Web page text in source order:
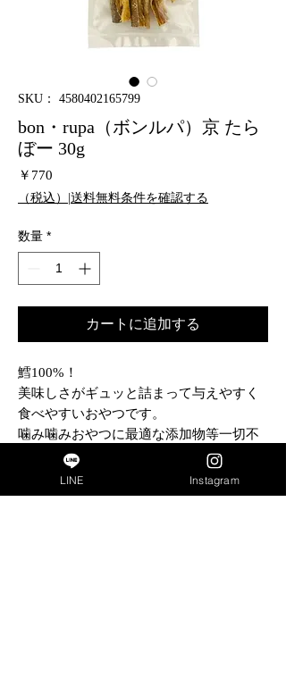
SKU： 4580402165799
bon・rupa（ボンルパ）京 たら
ぼー 30g
￥770
格
（税込）|送料無料条件を確認する
数量 *
カートに追加する
鱈100%！
美味しさがギュッと詰まって与えやすく
食べやすいおやつです。
噛み噛みおやつに最適な添加物等一切不
使用商品です。
LINE Instagram